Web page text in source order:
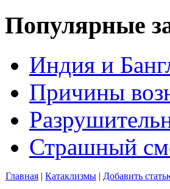
Популярные
Индия и
Причины
Страшный
Главная | Катаклизмы | Добавить